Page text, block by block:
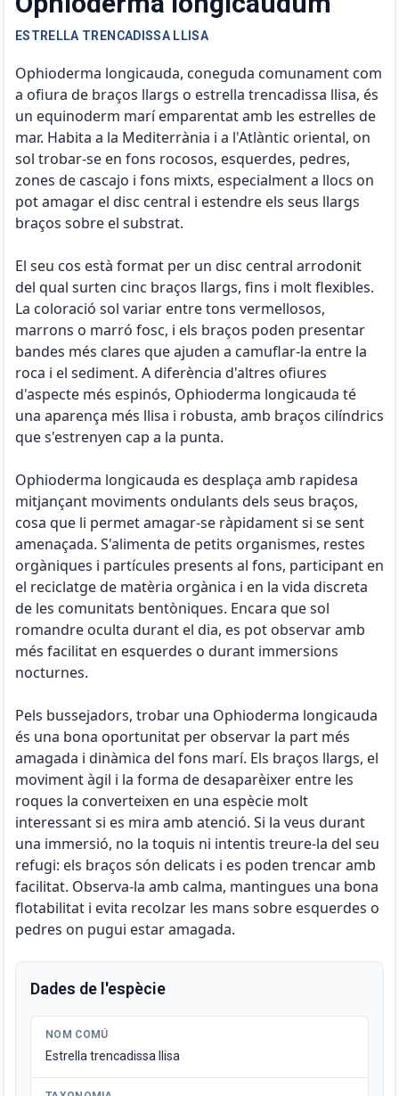
ESTRELLA TRENCADISSA LLISA
Ophioderma longicauda, ​​coneguda comunament com
a ofiura de braços llargs o estrella trencadissa llisa, és
un equinoderm marí emparentat amb les estrelles de
mar. Habita a la Mediterrània i a l'Atlàntic oriental, on
sol trobar-se en fons rocosos, esquerdes, pedres,
zones de cascajo i fons mixts, especialment a llocs on
pot amagar el disc central i estendre els seus llargs
braços sobre el substrat.
El seu cos està format per un disc central arrodonit
del qual surten cinc braços llargs, fins i molt flexibles.
La coloració sol variar entre tons vermellosos,
marrons o marró fosc, i els braços poden presentar
bandes més clares que ajuden a camuflar-la entre la
roca i el sediment. A diferència d'altres ofiures
d'aspecte més espinós, Ophioderma longicauda té
una aparença més llisa i robusta, amb braços cilíndrics
que s'estrenyen cap a la punta.
Ophioderma longicauda es desplaça amb rapidesa
mitjançant moviments ondulants dels seus braços,
cosa que li permet amagar-se ràpidament si se sent
amenaçada. S'alimenta de petits organismes, restes
orgàniques i partícules presents al fons, participant en
el reciclatge de matèria orgànica i en la vida discreta
de les comunitats bentòniques. Encara que sol
romandre oculta durant el dia, es pot observar amb
més facilitat en esquerdes o durant immersions
nocturnes.
Pels bussejadors, trobar una Ophioderma longicauda
és una bona oportunitat per observar la part més
amagada i dinàmica del fons marí. Els braços llargs, el
moviment àgil i la forma de desaparèixer entre les
roques la converteixen en una espècie molt
interessant si es mira amb atenció. Si la veus durant
una immersió, no la toquis ni intentis treure-la del seu
refugi: els braços són delicats i es poden trencar amb
facilitat. Observa-la amb calma, mantingues una bona
flotabilitat i evita recolzar les mans sobre esquerdes o
pedres on pugui estar amagada.
Dades de l'espècie
NOM COMÚ
Estrella trencadissa llisa